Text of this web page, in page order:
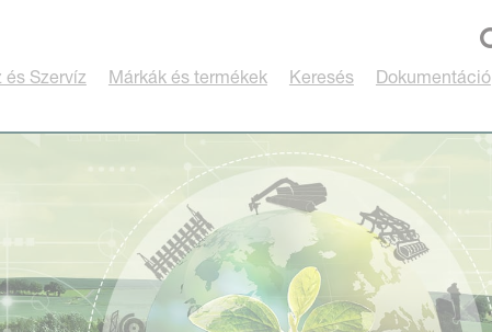
és Szervíz Márkák és termékek Keresés Dokumentáció